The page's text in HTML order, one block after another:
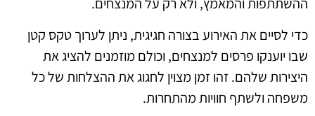
ההשתתפות והמאמץ, ולא רק על המנצחים.
כדי לסיים את האירוע בצורה חגיגית, ניתן לערוך טקס קטן
שבו יוענקו פרסים למנצחים, וכולם מוזמנים להציג את
היצירות שלהם. זהו זמן מצוין לחגוג את ההצלחות של כל
משפחה ולשתף חוויות מהתחרות.